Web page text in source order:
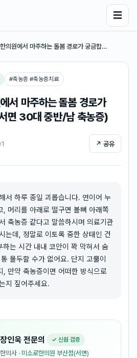
☰
의원에서 마주하는 돌봄 경로가 궁금합…
#축농증 #축농증치료
서 마주하는 돌봄 경로가
면 30대 중반/남 축농증)
↗ 공유
서 하루 종일 괴롭습니다. 연이어 누
, 머리를 아래로 떨구면 볼뼈 아래쪽
축농증 같다고 말씀하시며 의료기관
는데, 정말로 이토록 중한 상태인 건
는 시간 내내 코안이 꽉 막혀서 숨
몰두할 수가 없어요. 단지 고뿔이
, 만약 축농증이면 어떠한 방식으로
지 짚어주세요.
장인욱 전문의 ✓ 신원 검증
한의사 · 미소로한의원 부산점(서면)